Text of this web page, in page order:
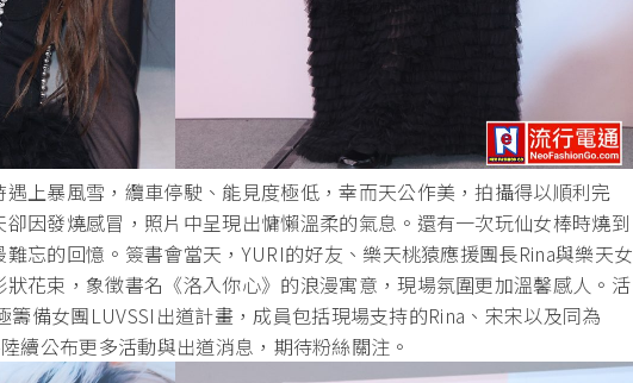
上暴風雪，纜車停駛、能見度極低，幸而天公作美，拍攝得以順利完
因發燒感冒，照片中呈現出慵懶溫柔的氣息。還有一次玩仙女棒時燒到
忘的回憶。簽書會當天，YURI的好友、樂天桃猿應援團長Rina與樂天女
花束，象徵書名《洛入你心》的浪漫寓意，現場氛圍更加溫馨感人。活
備女團LUVSSI出道計畫，成員包括現場支持的Rina、宋宋以及同為
續公布更多活動與出道消息，期待粉絲關注。